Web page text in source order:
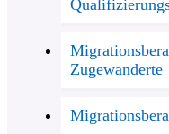
Zugewanderte